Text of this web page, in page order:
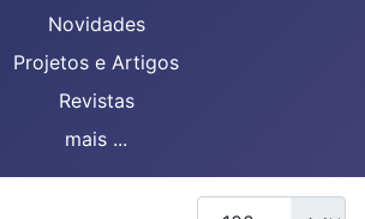
Novidades
Projetos e Artigos
Revistas
mais ...
Mostrar #